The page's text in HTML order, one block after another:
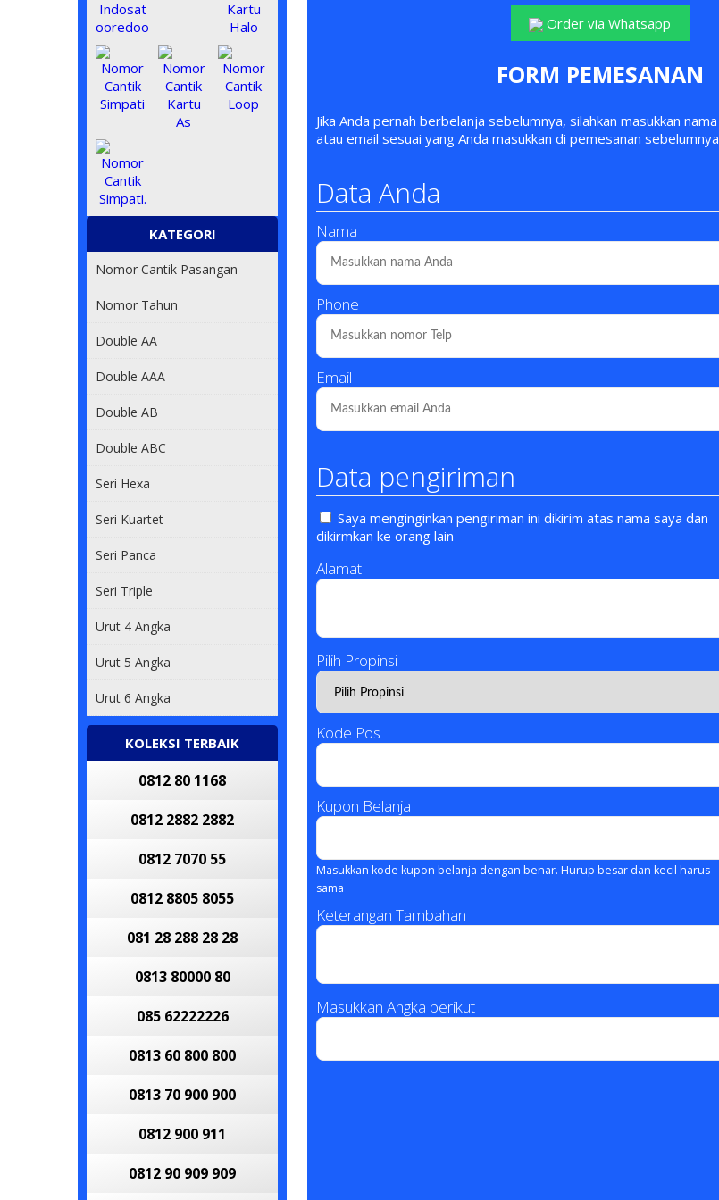
KATEGORI
Nomor Cantik Pasangan
Nomor Tahun
Double AA
Double AAA
Double AB
Double ABC
Seri Hexa
Seri Kuartet
Seri Panca
Seri Triple
Urut 4 Angka
Urut 5 Angka
Urut 6 Angka
KOLEKSI TERBAIK
0812 80 1168
0812 2882 2882
0812 7070 55
0812 8805 8055
081 28 288 28 28
0813 80000 80
085 62222226
0813 60 800 800
0813 70 900 900
0812 900 911
0812 90 909 909
Order via Whatsapp
FORM PEMESANAN
Jika Anda pernah berbelanja sebelumnya, silahkan masukkan nama
atau email sesuai yang Anda masukkan di pemesanan sebelumnya
Data Anda
Nama
Phone
Email
Data pengiriman
Saya menginginkan pengiriman ini dikirim atas nama saya dan
dikirmkan ke orang lain
Alamat
Pilih Propinsi
Kode Pos
Kupon Belanja
Masukkan kode kupon belanja dengan benar. Hurup besar dan kecil harus
sama
Keterangan Tambahan
Masukkan Angka berikut